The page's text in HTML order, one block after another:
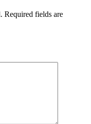
Required fields are